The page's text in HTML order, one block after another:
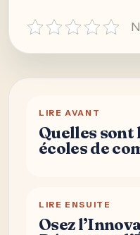
LIRE AVANT
Quelles
écoles de
LIRE ENSUITE
Osez